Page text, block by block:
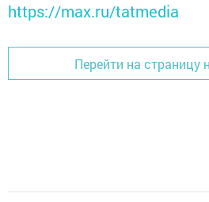
https://max.ru/tatmedia
Перейти на страницу